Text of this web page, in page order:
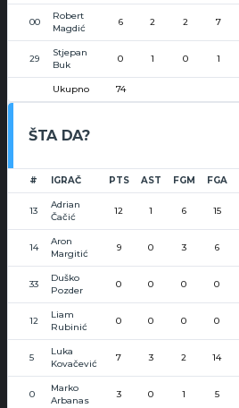
00
Robert
Magdić
6 2 2 7
29
Stjepan
Buk
0 1 0 1
Ukupno 74
ŠTA DA?
# IGRAČ PTS AST FGM FGA
13
Adrian
Čačić
12 1 6 15
14
Aron
Margitić
9 0 3 6
33
Duško
Pozder
0 0 0 0
12
Liam
Rubinić
0 0 0 0
5
Luka
Kovačević
7 3 2 14
0
Marko
Arbanas
3 0 1 5